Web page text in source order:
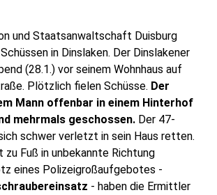
und Staatsanwaltschaft Duisburg
in Dinslaken. Der Dinslakener
(28.1.) vor seinem Wohnhaus auf
Plötzlich fielen Schüsse. Der
Mann offenbar in einem Hinterhof
mehrmals geschossen. Der 47-
schwer verletzt in sein Haus retten.
zu Fuß in unbekannte Richtung
eines Polizeigroßaufgebotes -
- haben die Ermittler